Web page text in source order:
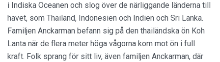
i Indiska Oceanen och slog över de närliggande länderna till
havet, som Thailand, Indonesien och Indien och Sri Lanka.
Familjen Anckarman befann sig på den thailändska ön Koh
Lanta när de flera meter höga vågorna kom mot ön i full
kraft. Folk sprang för sitt liv, även familjen Anckarman, där